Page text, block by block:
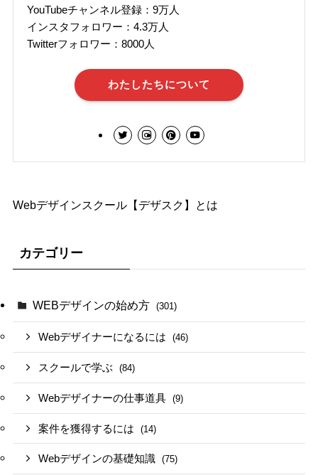
YouTubeチャンネル登録：9万人
インスタフォロワー：4.3万人
Twitterフォロワー：8000人
わたしたちについて
Webデザインスクール【デザスク】とは
カテゴリー
WEBデザインの始め方 (301)
Webデザイナーになるには (46)
スクールで学ぶ (84)
Webデザイナーの仕事道具 (9)
案件を獲得するには (14)
Webデザインの基礎知識 (75)